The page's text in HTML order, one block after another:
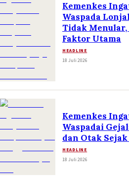
Kemenkes
Waspada
Tidak Menular,
Faktor Utama
HEADLINE
18 Juli 2026
Kemenkes
Waspadai
dan Otak
HEADLINE
18 Juli 2026